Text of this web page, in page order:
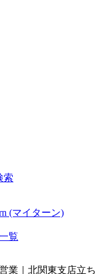
索
(マイターン)
覧
業｜北関東支店立